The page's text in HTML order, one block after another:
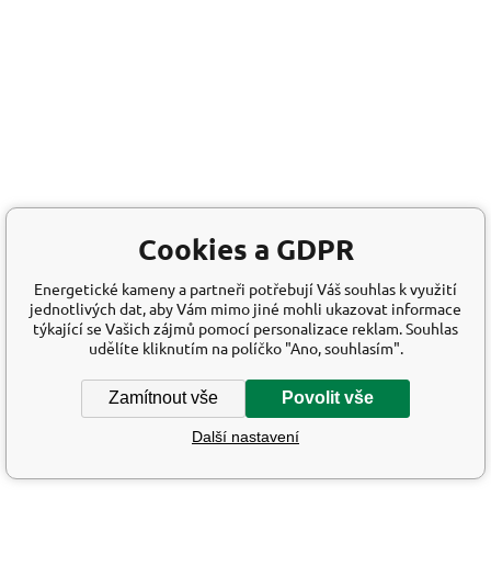
Cookies a GDPR
Energetické kameny a partneři potřebují Váš souhlas k využití
jednotlivých dat, aby Vám mimo jiné mohli ukazovat informace
týkající se Vašich zájmů pomocí personalizace reklam. Souhlas
udělíte kliknutím na políčko "Ano, souhlasím".
Zamítnout vše Povolit vše
Další nastavení